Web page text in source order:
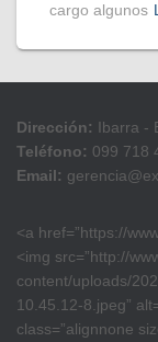
cargo algunos
Dirección: Ibarra -
Teléfono: 099 718
Email:
<a href=”https://
<img src=”http://
content/uploads/
10.45.12-8.jpeg”
class=”alignnone